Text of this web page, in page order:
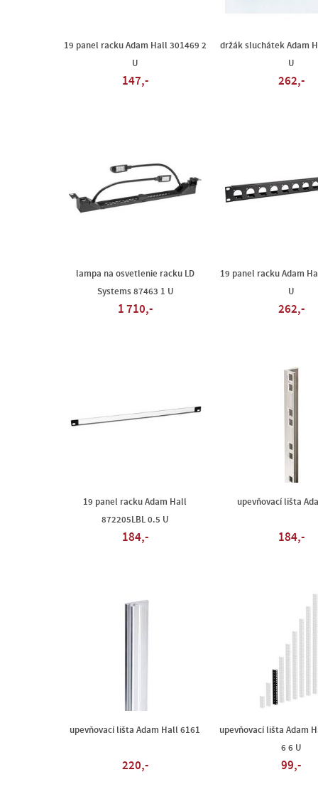
19 panel racku Adam Hall 301469 2
U
147,-
držák sluchátek Adam
U
262,-
lampa na osvetlenie racku LD
Systems 87463 1 U
1 710,-
19 panel racku Adam
U
262,-
19 panel racku Adam Hall
872205LBL 0.5 U
184,-
upevňovací lišta
184,-
upevňovací lišta Adam Hall 6161
220,-
upevňovací lišta Adam
6 6 U
99,-